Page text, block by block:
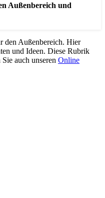
Außenbereich und
den Außenbereich. Hier
und Ideen. Diese Rubrik
auch unseren Online